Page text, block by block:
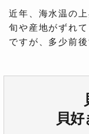
近年、海水温の
旬や産地がずれ
ですが、多少前
貝